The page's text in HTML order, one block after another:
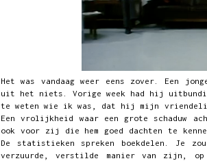
Het was vandaag weer eens zover. Een
uit het niets. Vorige week had hij
te weten wie ik was, dat hij mijn
Een vrolijkheid waar een grote schaduw
ook voor zij die hem goed dachten te
De statistieken spreken boekdelen. Je
verzuurde, verstilde manier van zijn,